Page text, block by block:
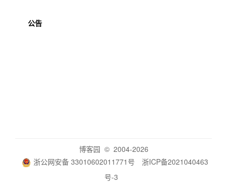
公告
博客园 © 2004-2026
浙公网安备 33010602011771号
浙ICP备2021040463
号-3